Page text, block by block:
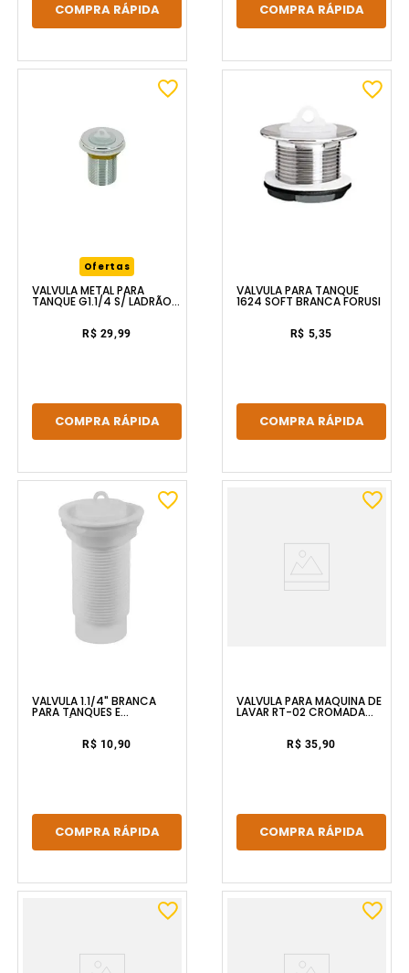
COMPRA RÁPIDA COMPRA RÁPIDA
Ofertas
VALVULA METAL PARA
TANQUE G1.1/4 S/ LADRÃO
AM METAL
R$ 29,99
COMPRA RÁPIDA
VÁLVULA PARA TANQUE
1624 SOFT BRANCA FORUSI
R$ 5,35
COMPRA RÁPIDA
VÁLVULA 1.1/4" BRANCA
PARA TANQUES E
LAVATÓRIOS ASTRA
R$ 10,90
COMPRA RÁPIDA
VALVULA PARA MÁQUINA DE
LAVAR RT-02 CROMADA
R$ 35,90
COMPRA RÁPIDA